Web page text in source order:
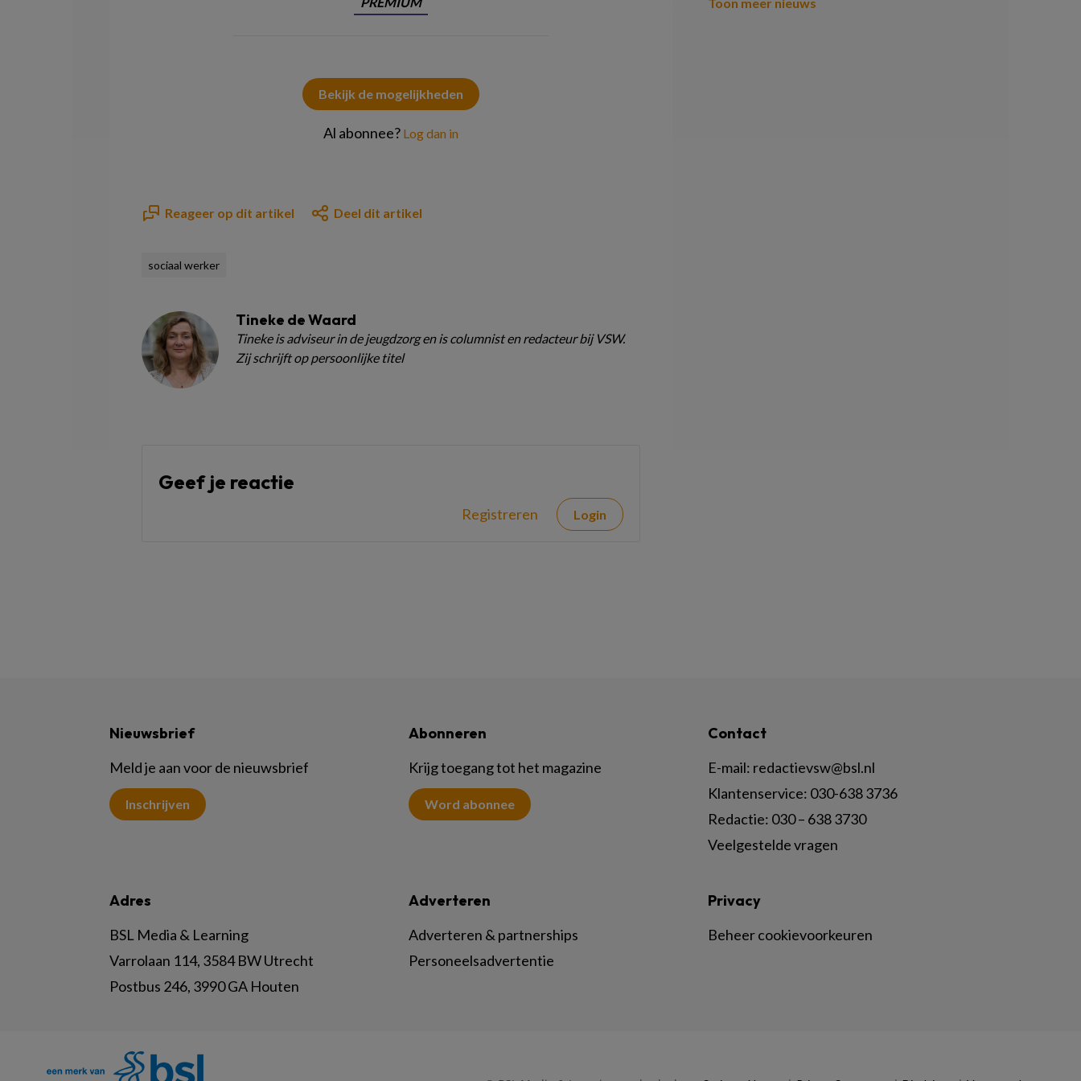
Bekijk de mogelijkheden
Al abonnee? Log dan in
Reageer op dit artikel Deel dit artikel
sociaal werker
Tineke de Waard
Tineke is adviseur in de jeugdzorg en is columnist en redacteur bij VSW.
Zij schrijft op persoonlijke titel
Geef je reactie
Registreren Login
Nieuwsbrief
Meld je aan voor de nieuwsbrief
Inschrijven
Abonneren
Krijg toegang tot het magazine
Word abonnee
Contact
E-mail: redactievsw@bsl.nl
Klantenservice: 030-638 3736
Redactie: 030 – 638 3730
Veelgestelde vragen
Adres
BSL Media & Learning
Varrolaan 114, 3584 BW Utrecht
Postbus 246, 3990 GA Houten
Adverteren
Adverteren & partnerships
Personeelsadvertentie
Privacy
Beheer cookievoorkeuren